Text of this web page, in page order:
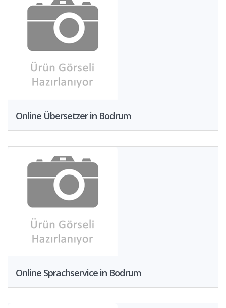
Online Übersetzer in Bodrum
Online Sprachservice in Bodrum